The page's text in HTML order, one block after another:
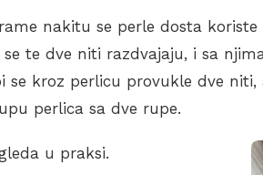
nakitu se perle dosta
te dve niti razdvajaju, i sa
se kroz perlicu provukle dve
perlica sa dve rupe.
u praksi.